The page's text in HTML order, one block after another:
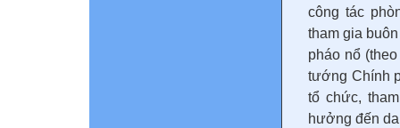
công tác
tham gia
pháo nổ
tướng Chính
tổ chức,
hưởng đến